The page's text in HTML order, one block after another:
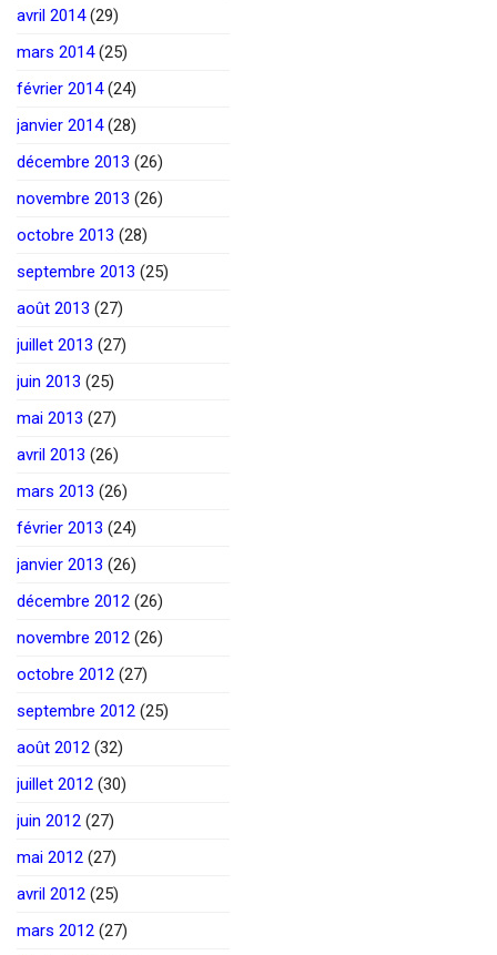
avril 2014(29)
mars 2014(25)
février 2014(24)
janvier 2014(28)
décembre 2013 (26)
novembre 2013 (26)
octobre 2013 (28)
septembre 2013 (25)
août 2013 (27)
juillet 2013 (27)
juin 2013 (25)
mai 2013 (27)
avril 2013 (26)
mars 2013 (26)
février 2013 (24)
janvier 2013 (26)
décembre 2012 (26)
novembre 2012 (26)
octobre 2012 (27)
septembre 2012 (25)
août 2012 (32)
juillet 2012 (30)
juin 2012 (27)
mai 2012 (27)
avril 2012 (25)
mars 2012 (27)